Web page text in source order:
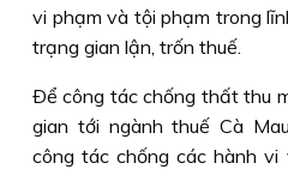
vi phạm và tội phạm trong
trạng gian lận, trốn thuế.
Ðể công tác chống thất thu
gian tới ngành thuế Cà
công tác chống các hành